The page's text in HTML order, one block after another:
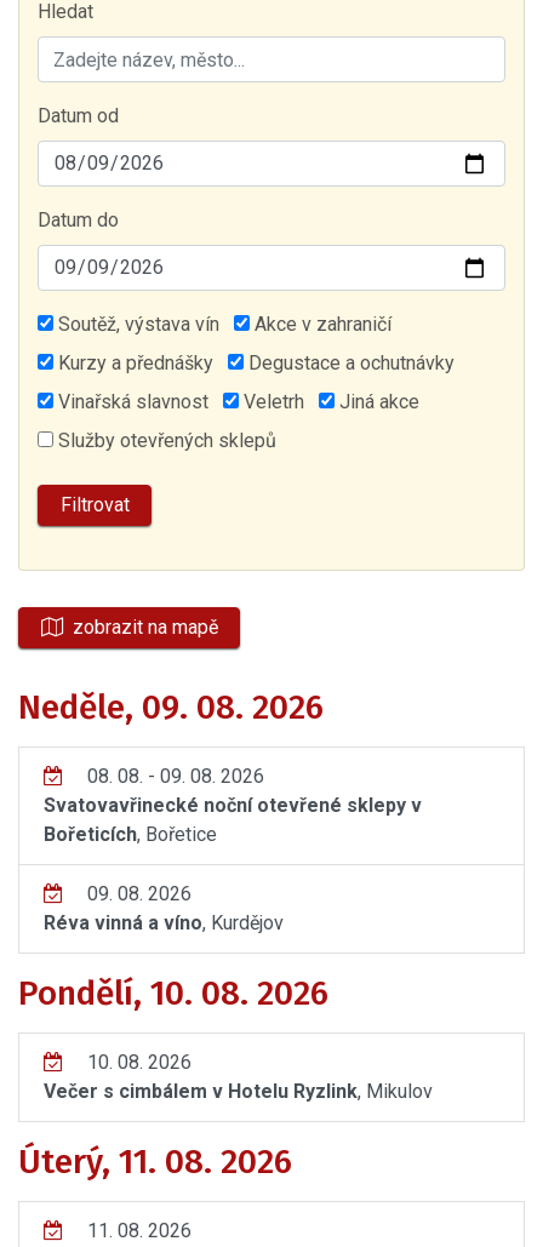
Hledat
Datum od
Datum do
Soutěž, výstava vín
Akce v zahraničí
Kurzy a přednášky
Degustace a ochutnávky
Vinařská slavnost
Veletrh
Jiná akce
Služby otevřených sklepů
zobrazit na mapě
Neděle, 09. 08. 2026
08. 08. - 09. 08. 2026
Svatovavřinecké noční otevřené sklepy v
Bořeticích, Bořetice
09. 08. 2026
Réva vinná a víno, Kurdějov
Pondělí, 10. 08. 2026
10. 08. 2026
Večer s cimbálem v Hotelu Ryzlink, Mikulov
Úterý, 11. 08. 2026
11. 08. 2026